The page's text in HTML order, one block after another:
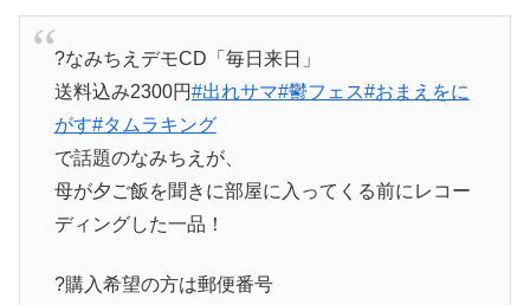
?なみちえデモCD「毎日来日」
送料込み2300円#出れサマ#鬱フェス#おまえをに
がす#タムラキング
で話題のなみちえが、
母が夕ご飯を聞きに部屋に入ってくる前にレコー
ディングした一品！
?購入希望の方は郵便番号